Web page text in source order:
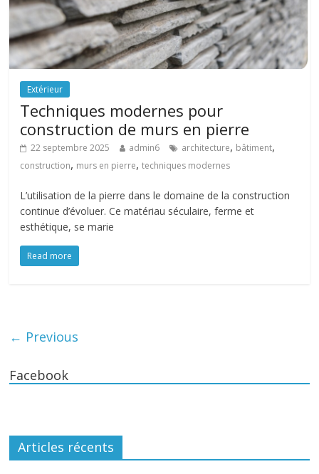
Extérieur
Techniques modernes pour
construction de murs en pierre
22 septembre 2025 admin6 architecture, bâtiment,
construction, murs en pierre,techniques modernes
L’utilisation de la pierre dans le domaine de la construction
continue d’évoluer. Ce matériau séculaire, ferme et
esthétique, se marie
Read more
← Previous
Facebook
Articles récents